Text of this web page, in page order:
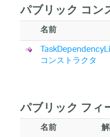
パブリック コン
名前
コンストラクタ
パブリック フィ
名前